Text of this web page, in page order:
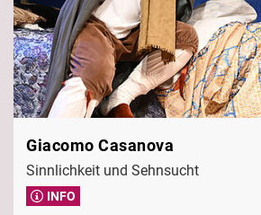
Giacomo Casanova
Sinnlichkeit und Sehnsucht
INFO